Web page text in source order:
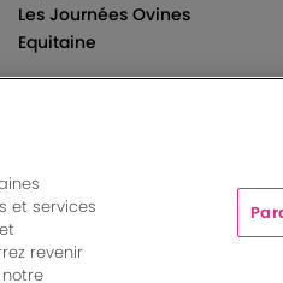
Les Journées Ovines
Equitaine
- CS 20088 - 33070
par Bordeaux Events And
des cookies
et services
revenir